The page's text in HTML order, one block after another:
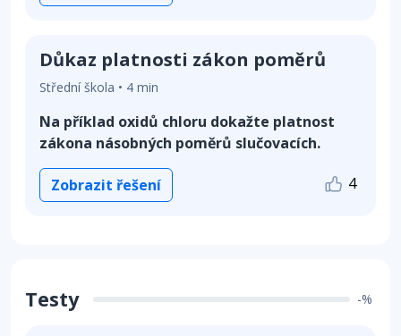
Důkaz platnosti zákon poměrů
Střední škola • 4 min
Na příklad oxidů chloru dokažte platnost
zákona násobných poměrů slučovacích.
Zobrazit řešení 4
Testy -%